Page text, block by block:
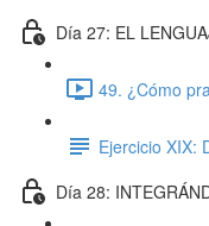
Día 27: EL
49. ¿Cómo
Ejercicio XIX:
Día 28: